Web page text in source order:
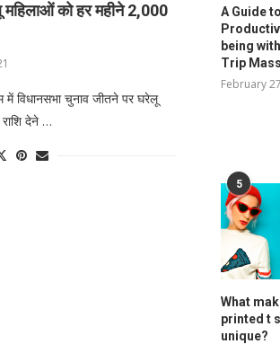
को हर महीने 2,000
विधानसभा चुनाव जीतने पर घरेलू
देने …
A Guide
being
Trip
February
5
What
printed t
unique?